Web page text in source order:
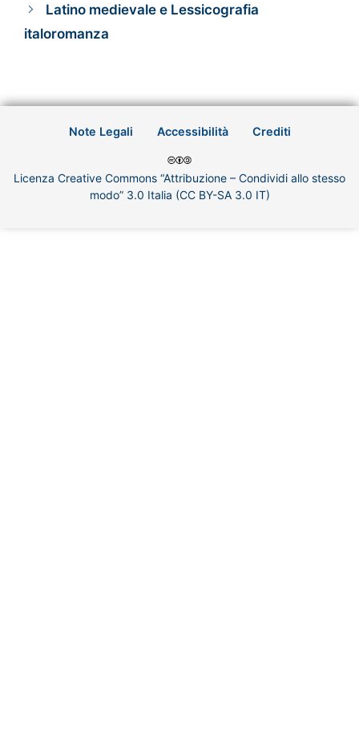
Latino medievale e Lessicografia
italoromanza
Note Legali Accessibilità Crediti
Licenza Creative Commons “Attribuzione – Condividi allo stesso
modo” 3.0 Italia (CC BY-SA 3.0 IT)